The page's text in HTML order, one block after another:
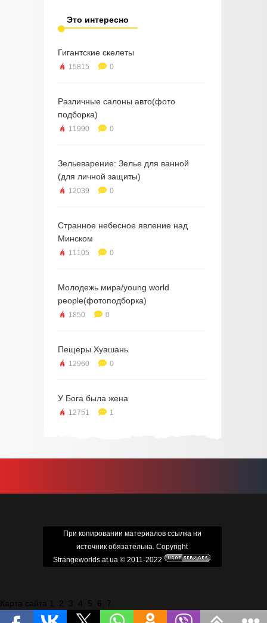
Это интересно
Гигантские скелеты
15815 0
Различные салоны авто(фото
подборка)
11990 0
Зельеварение: Зелье для ванной
(для личной защиты)
12039 0
Странное небесное явление над
Минском
11105 0
Молодежь мира/young world
people(фотоподборка)
1850 0
Пещеры Хуашань
12960 0
У Бога была жена
12751 1
При копировании материалов ссылка ни
источник обязательна. Copyright
Strangeworlds.at.ua © 2011-2022
Карта сайта 1 2 3 4 5 6 7